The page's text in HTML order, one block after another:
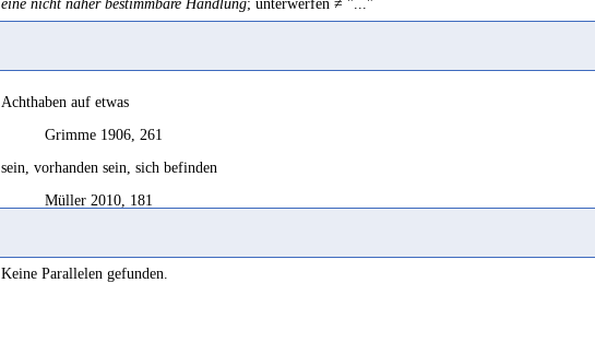
eine nicht näher bestimmbare Handlung; unterwerfen ≠ "..."
Achthaben auf etwas
Grimme 1906, 261
sein, vorhanden sein, sich befinden
Müller 2010, 181
Stein 2023, 224
Keine Parallelen gefunden.